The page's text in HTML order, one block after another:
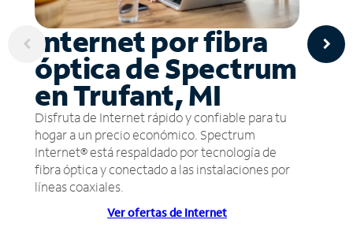
Internet por fibra
óptica de Spectrum
en Trufant, MI
Disfruta de Internet rápido y confiable para tu
hogar a un precio económico. Spectrum
Internet® está respaldado por tecnología de
fibra óptica y conectado a las instalaciones por
líneas coaxiales.
Ver ofertas de Internet